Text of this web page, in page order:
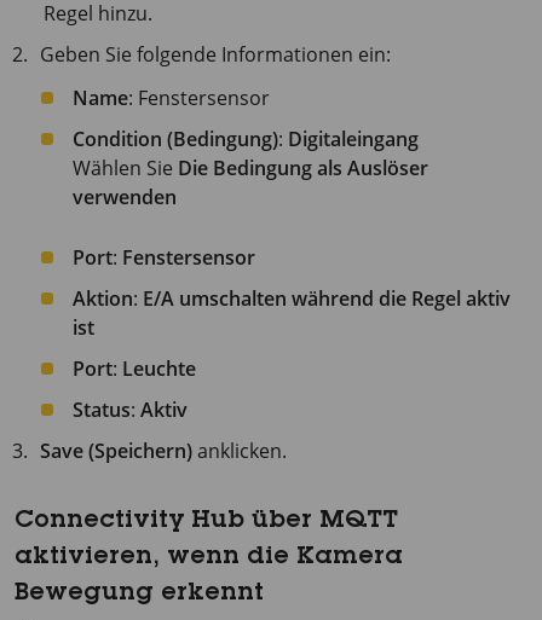
Regel hinzu.
Geben Sie folgende Informationen ein:
Name: Fenstersensor
Condition (Bedingung): Digitaleingang
Wählen Sie Die Bedingung als Auslöser
verwenden
Port: Fenstersensor
Aktion: E/A umschalten während die Regel aktiv
ist
Port: Leuchte
Status: Aktiv
Save (Speichern)anklicken.
Connectivity Hub über MQTT
aktivieren, wenn die Kamera
Bewegung erkennt